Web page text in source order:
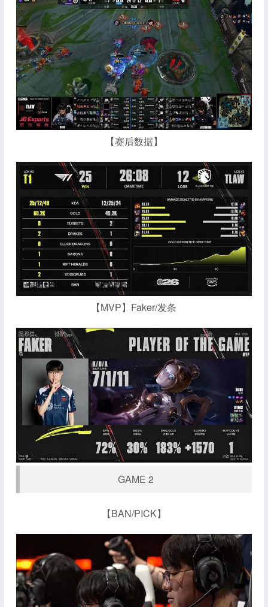
【赛后数据】
【MVP】Faker/发条
GAME 2
【BAN/PICK】